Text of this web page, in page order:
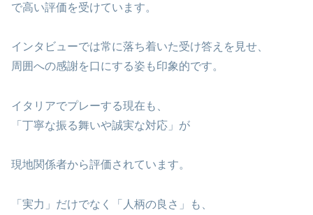
で高い評価を受けています。
インタビューでは常に落ち着いた受け答えを見せ、
周囲への感謝を口にする姿も印象的です。
イタリアでプレーする現在も、
「丁寧な振る舞いや誠実な対応」が
現地関係者から評価されています。
「実力」だけでなく「人柄の良さ」も、